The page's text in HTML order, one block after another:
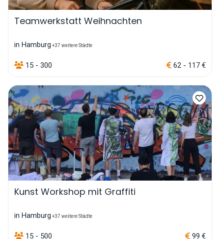
Teamwerkstatt Weihnachten
in Hamburg +37 weitere Städte
15 - 300 62 - 117 €
Kunst Workshop mit Graffiti
in Hamburg +37 weitere Städte
15 - 500 99 €